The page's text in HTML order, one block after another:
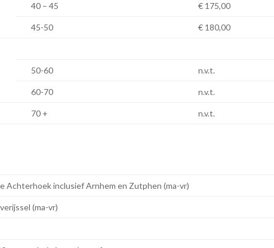
40 – 45 € 175,00
45-50 € 180,00
50-60 n.v.t.
60-70 n.v.t.
70 + n.v.t.
Achterhoek inclusief Arnhem en Zutphen (ma-vr)
(ma-vr)